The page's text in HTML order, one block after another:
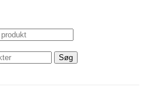
Søg